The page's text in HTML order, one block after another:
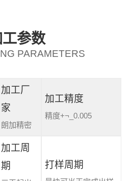
参数
PARAMETERS
加工厂
家
朗加精密
加工精度
精度+¬_0.005
加工周
期
打样周期